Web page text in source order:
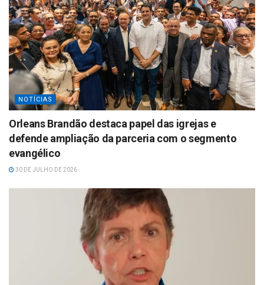
NOTÍCIAS
Orleans Brandão destaca papel das igrejas e
defende ampliação da parceria com o segmento
evangélico
30 DE JULHO DE 2026